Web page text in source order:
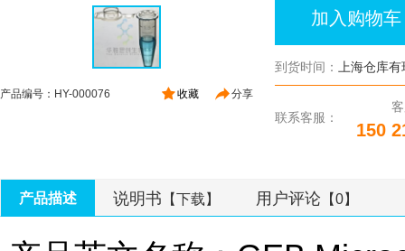
分享
收藏
产品编号：HY-000076
加入购物车
到货时间： 上海仓库
联系客服：
150
产品描述 说明书 【下载】 用户评论 【0】